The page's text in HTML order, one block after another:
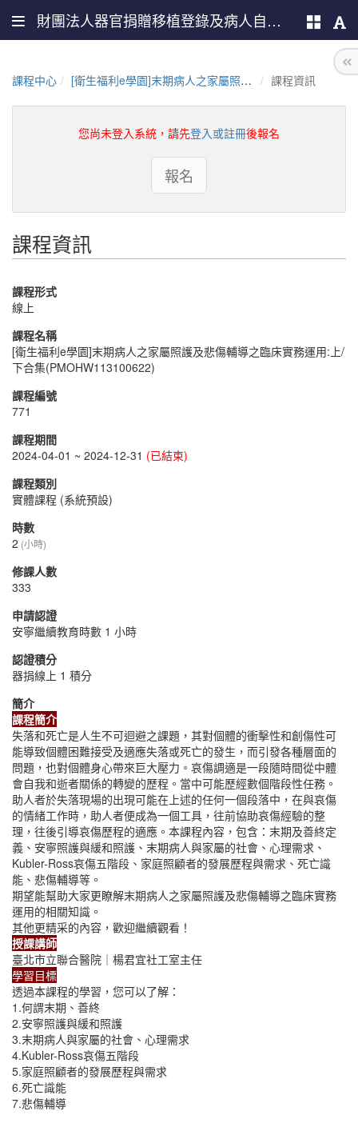
財團法人器官捐贈移植登錄及病人自主推廣中心
課程中心 [衛生福利e學園]末期病人之家屬照護及悲傷輔導之臨床實務運用:上/下合集(PMOHW113100622) 課程資訊
您尚未登入系統，請先登入或註冊後報名
報名
課程資訊
課程形式
線上
課程名稱
[衛生福利e學園]末期病人之家屬照護及悲傷輔導之臨床實務運用:上/
下合集(PMOHW113100622)
課程編號
771
課程期間
2024-04-01 ~ 2024-12-31 (已結束)
課程類別
實體課程 (系統預設)
時數
2 (小時)
修課人數
333
申請認證
安寧繼續教育時數 1 小時
認證積分
器捐線上 1 積分
簡介
課程簡介
失落和死亡是人生不可迴避之課題，其對個體的衝擊性和創傷性可
能導致個體困難接受及適應失落或死亡的發生，而引發各種層面的
問題，也對個體身心帶來巨大壓力。哀傷調適是一段隨時間從中體
會自我和逝者關係的轉變的歷程。當中可能歷經數個階段性任務。
助人者於失落現場的出現可能在上述的任何一個段落中，在與哀傷
的情緒工作時，助人者便成為一個工具，往前協助哀傷經驗的整
理，往後引導哀傷歷程的適應。本課程內容，包含：末期及善終定
義、安寧照護與緩和照護、末期病人與家屬的社會、心理需求、
Kubler-Ross哀傷五階段、家庭照顧者的發展歷程與需求、死亡識
能、悲傷輔導等。
期望能幫助大家更瞭解末期病人之家屬照護及悲傷輔導之臨床實務
運用的相關知識。
其他更精采的內容，歡迎繼續觀看！
授課講師
臺北市立聯合醫院｜楊君宜社工室主任
學習目標
透過本課程的學習，您可以了解：
1.何謂末期、善終
2.安寧照護與緩和照護
3.末期病人與家屬的社會、心理需求
4.Kubler-Ross哀傷五階段
5.家庭照顧者的發展歷程與需求
6.死亡識能
7.悲傷輔導